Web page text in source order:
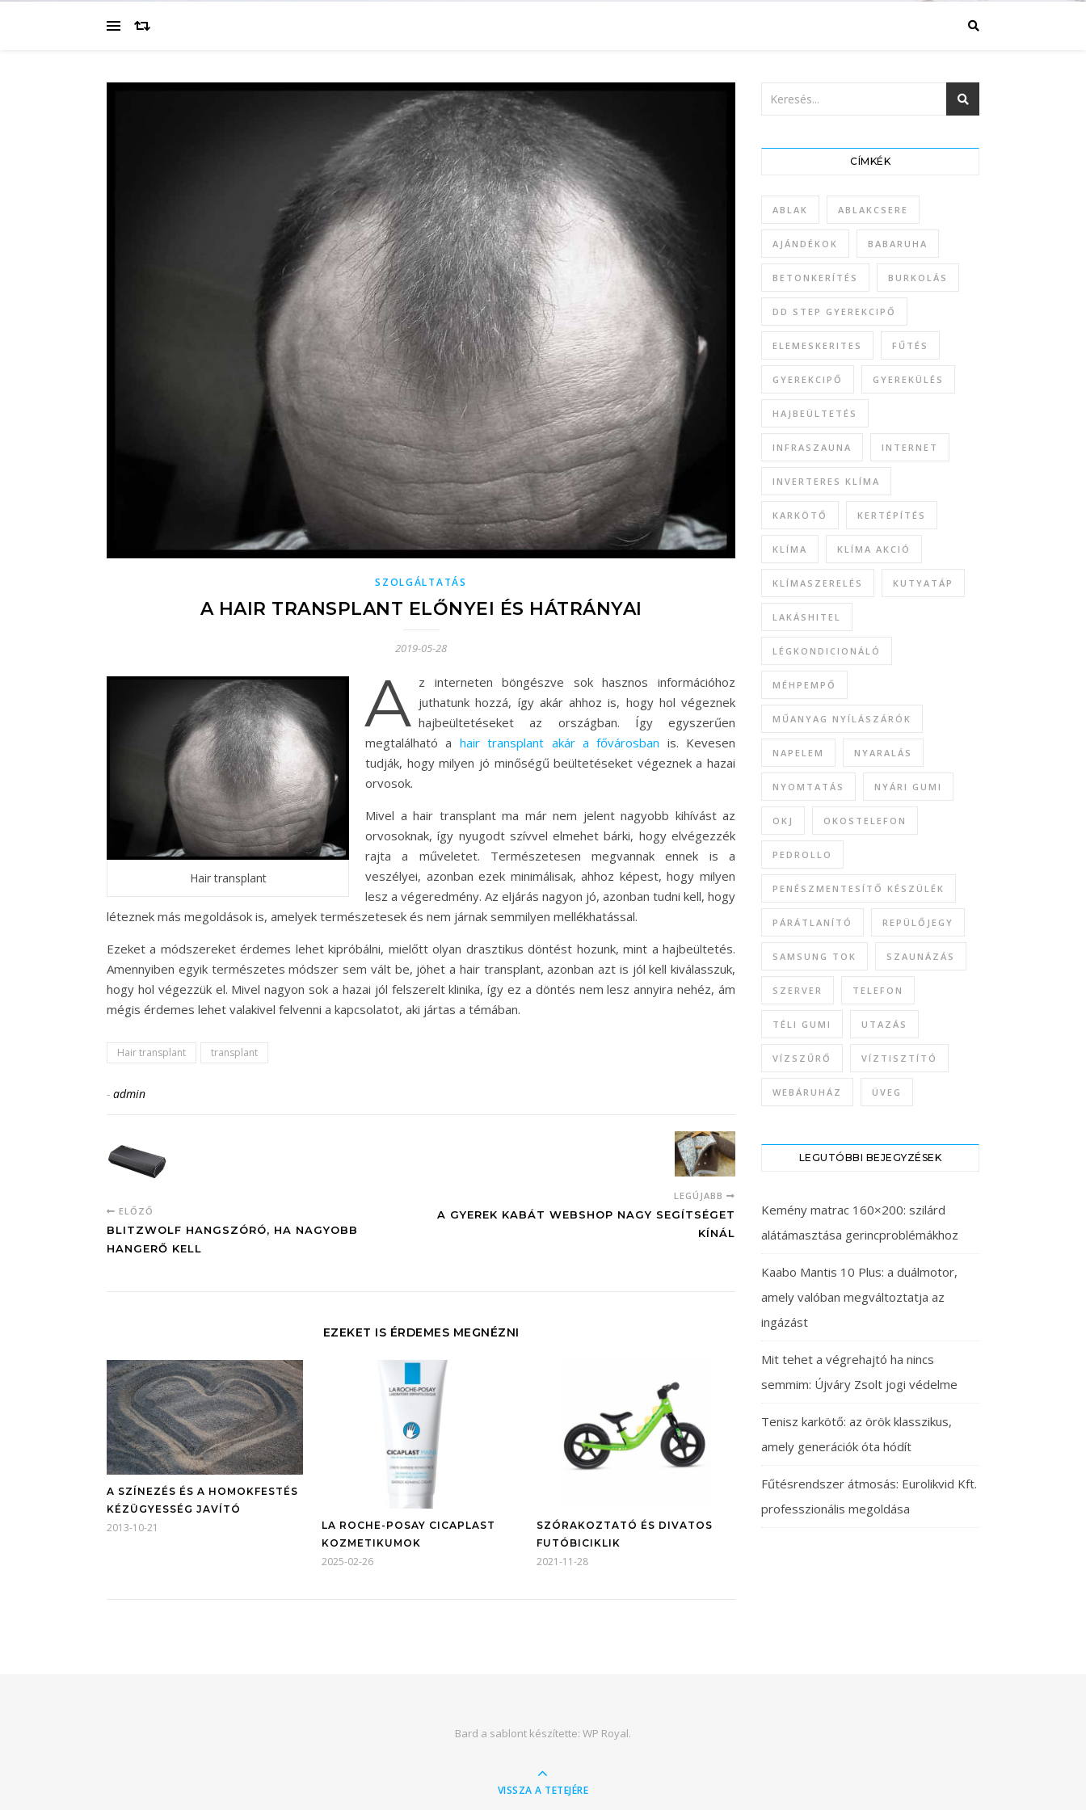
SZOLGÁLTATÁS
A HAIR TRANSPLANT ELŐNYEI ÉS HÁTRÁNYAI
2019-05-28
Hair transplant
A z interneten böngészve sok hasznos információhoz
juthatunk hozzá, így akár ahhoz is, hogy hol végeznek
hajbeültetéseket az országban. Így egyszerűen
megtalálható a hair transplant akár a fővárosban is. Kevesen
tudják, hogy milyen jó minőségű beültetéseket végeznek a hazai
orvosok.
Mivel a hair transplant ma már nem jelent nagyobb kihívást az
orvosoknak, így nyugodt szívvel elmehet bárki, hogy elvégezzék
rajta a műveletet. Természetesen megvannak ennek is a
veszélyei, azonban ezek minimálisak, ahhoz képest, hogy milyen
lesz a végeredmény. Az eljárás nagyon jó, azonban tudni kell, hogy
léteznek más megoldások is, amelyek természetesek és nem járnak semmilyen mellékhatással.
Ezeket a módszereket érdemes lehet kipróbálni, mielőtt olyan drasztikus döntést hozunk, mint a hajbeültetés.
Amennyiben egyik természetes módszer sem vált be, jöhet a hair transplant, azonban azt is jól kell kiválasszuk,
hogy hol végezzük el. Mivel nagyon sok a hazai jól felszerelt klinika, így ez a döntés nem lesz annyira nehéz, ám
mégis érdemes lehet valakivel felvenni a kapcsolatot, aki jártas a témában.
Hair transplant transplant
- admin
ELŐZŐ
BLITZWOLF HANGSZÓRÓ, HA NAGYOBB
HANGERŐ KELL
LEGÚJABB
A GYEREK KABÁT WEBSHOP NAGY SEGÍTSÉGET
KÍNÁL
EZEKET IS ÉRDEMES MEGNÉZNI
A SZÍNEZÉS ÉS A HOMOKFESTÉS
KÉZÜGYESSÉG JAVÍTÓ
2013-10-21
LA ROCHE-POSAY CICAPLAST
KOZMETIKUMOK
2025-02-26
SZÓRAKOZTATÓ ÉS DIVATOS
FUTÓBICIKLIK
2021-11-28
CÍMKÉK
ABLAK ABLAKCSERE
AJÁNDÉKOK BABARUHA
BETONKERÍTÉS BURKOLÁS
DD STEP GYEREKCIPŐ
ELEMESKERITES FŰTÉS
GYEREKCIPŐ GYEREKÜLÉS
HAJBEÜLTETÉS
INFRASZAUNA INTERNET
INVERTERES KLÍMA
KARKÖTŐ KERTÉPÍTÉS
KLÍMA KLÍMA AKCIÓ
KLÍMASZERELÉS KUTYATÁP
LAKÁSHITEL
LÉGKONDICIONÁLÓ
MÉHPEMPŐ
MŰANYAG NYÍLÁSZÁRÓK
NAPELEM NYARALÁS
NYOMTATÁS NYÁRI GUMI
OKJ OKOSTELEFON
PEDROLLO
PENÉSZMENTESÍTŐ KÉSZÜLÉK
PÁRÁTLANÍTÓ REPÜLŐJEGY
SAMSUNG TOK SZAUNÁZÁS
SZERVER TELEFON
TÉLI GUMI UTAZÁS
VÍZSZŰRŐ VÍZTISZTÍTÓ
WEBÁRUHÁZ ÜVEG
LEGUTÓBBI BEJEGYZÉSEK
Kemény matrac 160×200: szilárd
alátámasztása gerincproblémákhoz
Kaabo Mantis 10 Plus: a duálmotor,
amely valóban megváltoztatja az
ingázást
Mit tehet a végrehajtó ha nincs
semmim: Újváry Zsolt jogi védelme
Tenisz karkötő: az örök klasszikus,
amely generációk óta hódít
Fűtésrendszer átmosás: Eurolikvid Kft.
professzionális megoldása
Bard a sablont készítette: WP Royal.
VISSZA A TETEJÉRE